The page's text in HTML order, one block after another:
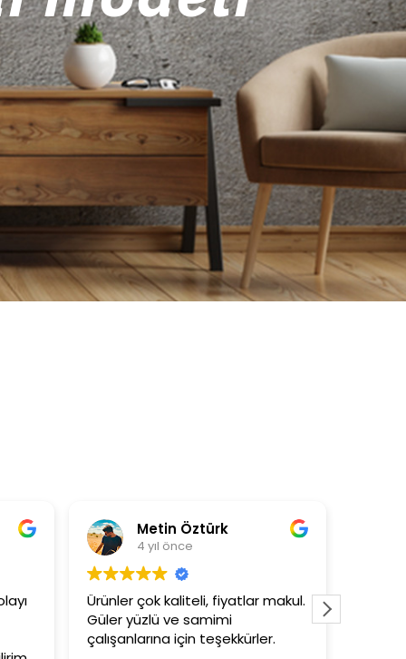
Öztürk
kaliteli, fiyatlar makul.
samimi
için teşekkürler.
Asli Ersoy
3+1 evin kagidini kapataslak ne
tutar